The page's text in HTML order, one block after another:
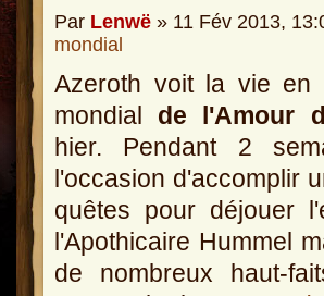
Par Lenwë » 11 Fév 2013,
mondial
Azeroth voit la vie en
mondial de l'Amour
hier. Pendant 2
l'occasion d'accomplir
quêtes pour déjouer
l'Apothicaire Hummel
de nombreux haut-